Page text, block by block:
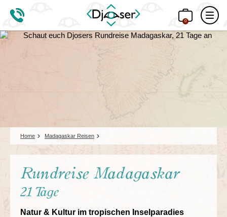
0
Home Madagaskar Reisen
Rundreise Madagaskar
21 Tage
Natur & Kultur im tropischen Inselparadies